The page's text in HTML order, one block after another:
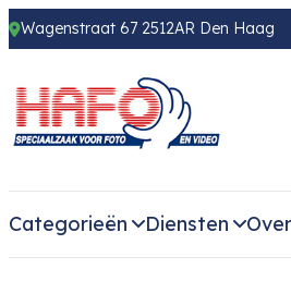
Wagenstraat 67 2512AR Den Haag
Categorieën Diensten